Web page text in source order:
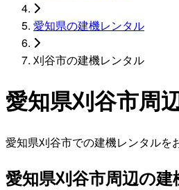
愛知県の建機レンタル
刈谷市の建機レンタル
愛知県刈谷市周
愛知県刈谷市での建機レンタルを
愛知県刈谷市周辺の